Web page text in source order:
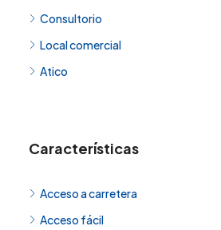
Consultorio
Local comercial
Atico
Características
Acceso a carretera
Acceso fácil